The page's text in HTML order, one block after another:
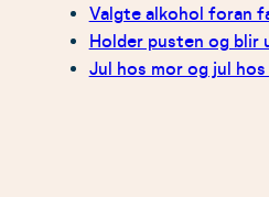
Valgte alkohol foran
Holder pusten og
Jul hos mor og jul